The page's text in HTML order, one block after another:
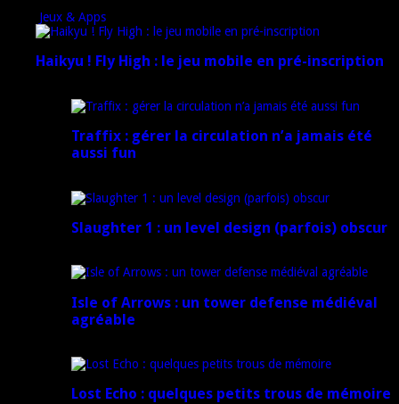
Jeux & Apps
Haikyu ! Fly High : le jeu mobile en pré-inscription
Traffix : gérer la circulation n’a jamais été
aussi fun
Slaughter 1 : un level design (parfois) obscur
Isle of Arrows : un tower defense médiéval
agréable
Lost Echo : quelques petits trous de mémoire